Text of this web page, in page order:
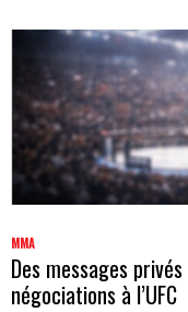
MMA
Des messages
négociations à l’UFC